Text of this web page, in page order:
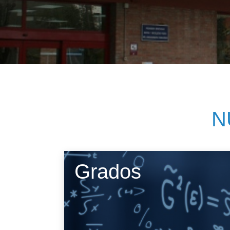
Directorio por plantas
Tu Facultad
Trabajos fin de
Grados